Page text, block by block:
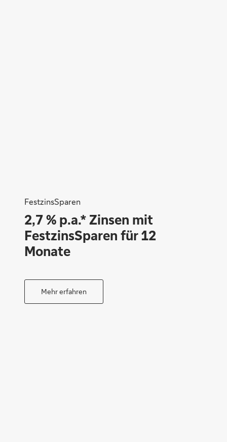
FestzinsSparen
2,7 % p.a.* Zinsen mit
FestzinsSparen für 12
Monate
Mehr erfahren